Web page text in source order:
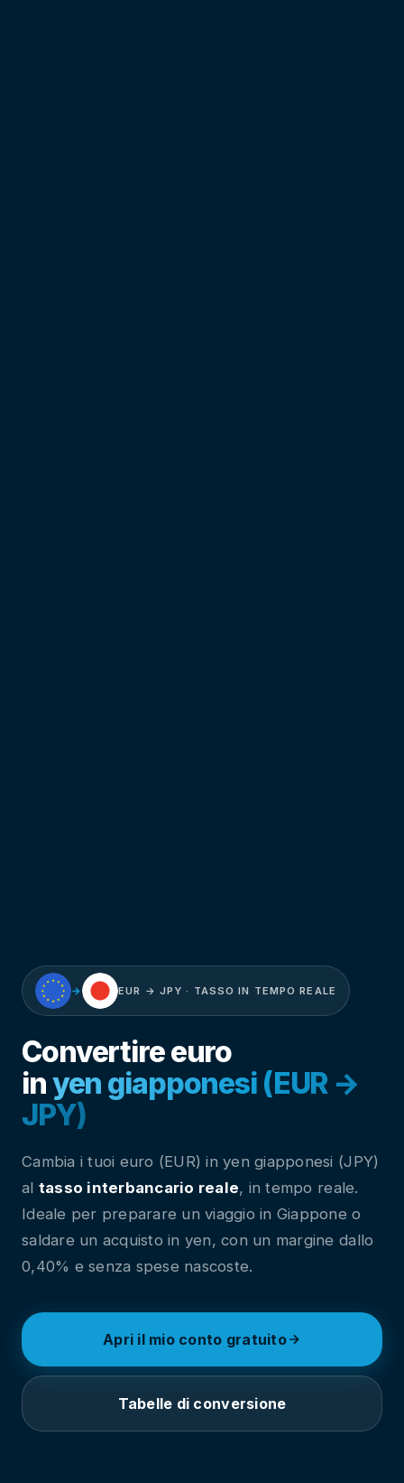
→ EUR → JPY · TASSO IN TEMPO REALE
Convertire euro
inyen giapponesi (EUR →
JPY)
Cambia i tuoi euro (EUR) in yen giapponesi (JPY)
al tasso interbancario reale, in tempo reale.
Ideale per preparare un viaggio in Giappone o
saldare un acquisto in yen, con un margine dallo
0,40% e senza spese nascoste.
Apri il mio conto gratuito
Tabelle di conversione